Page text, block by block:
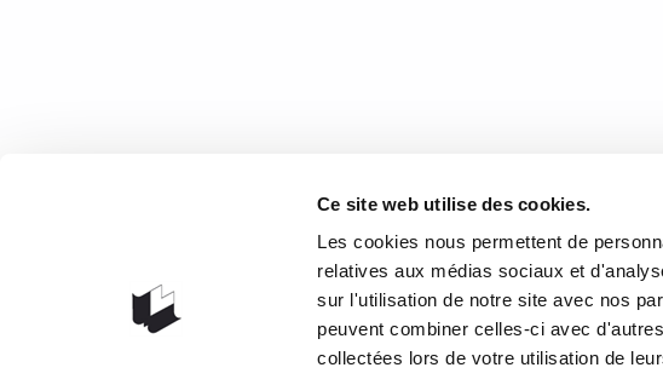
Ce site web utilise des cookies.
Les cookies nous permettent de
relatives aux médias sociaux et
sur l'utilisation de notre site avec nos
peuvent combiner celles-ci avec
collectées lors de votre utilisation de
1073 route de
G1V 3W2
Obtenir l’itinéraire
418 658-3640